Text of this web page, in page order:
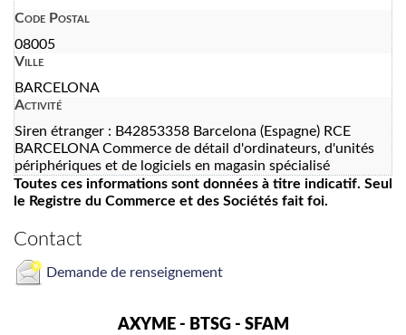
Code Postal
08005
Ville
BARCELONA
Activité
Siren étranger : B42853358 Barcelona (Espagne) RCE
BARCELONA Commerce de détail d'ordinateurs, d'unités
périphériques et de logiciels en magasin spécialisé
Toutes ces informations sont données à titre indicatif. Seul
le Registre du Commerce et des Sociétés fait foi.
Contact
Demande de renseignement
AXYME - BTSG - SFAM